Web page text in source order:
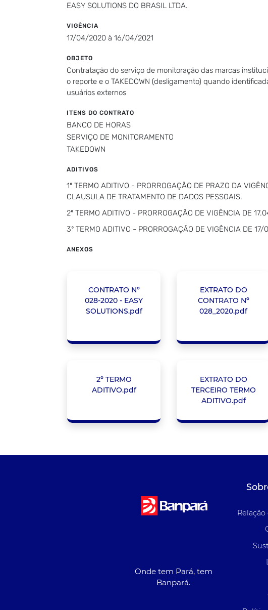
EASY SOLUTIONS DO BRASIL LTDA.
VIGÊNCIA
17/04/2020 à 16/04/2021
OBJETO
Contratação do serviço de monitoração das marcas
o reporte e o TAKEDOWN (desligamento) quando
usuários externos
ITENS DO CONTRATO
BANCO DE HORAS
SERVIÇO DE MONITORAMENTO
TAKEDOWN
ADITIVOS
1º TERMO ADITIVO - PRORROGAÇÃO DE PRAZO DA
CLAUSULA DE TRATAMENTO DE DADOS PESSOAIS.
2º TERMO ADITIVO - PRORROGAÇÃO DE VIGÊNCIA DE
3º TERMO ADITIVO - PRORROGAÇÃO DE VIGÊNCIA DE
ANEXOS
CONTRATO Nº
028-2020 - EASY
SOLUTIONS.pdf
EXTRATO DO
CONTRATO Nº
028_2020.pdf
2º TERMO
ADITIVO.pdf
EXTRATO DO
TERCEIRO TERMO
ADITIVO.pdf
Onde tem Pará, tem
Banpará.